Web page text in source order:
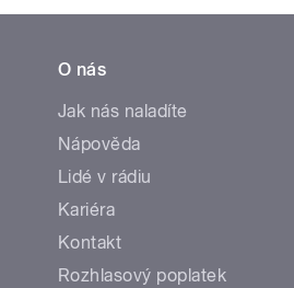
O nás
Jak nás naladíte
Nápověda
Lidé v rádiu
Kariéra
Kontakt
Rozhlasový poplatek